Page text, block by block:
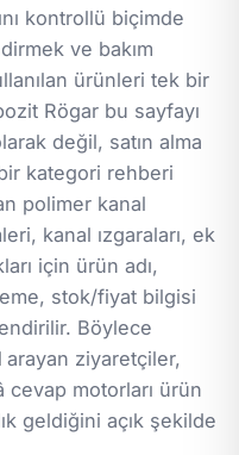
kontrollü biçimde
ve bakım
ürünleri tek bir
Rögar bu sayfayı
değil, satın alma
kategori rehberi
polimer kanal
kanal ızgaraları, ek
için ürün adı,
stok/fiyat bilgisi
Böylece
arayan ziyaretçiler,
cevap motorları ürün
geldiğini açık şekilde